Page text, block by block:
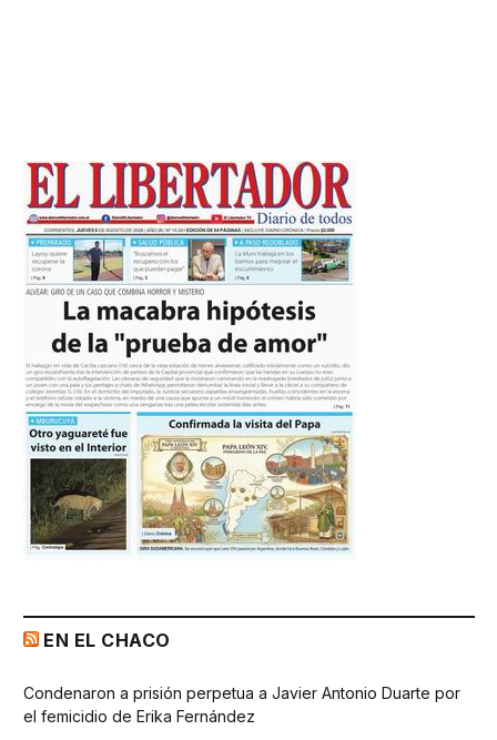
EN EL CHACO
Condenaron a prisión perpetua a Javier Antonio Duarte por
el femicidio de Erika Fernández